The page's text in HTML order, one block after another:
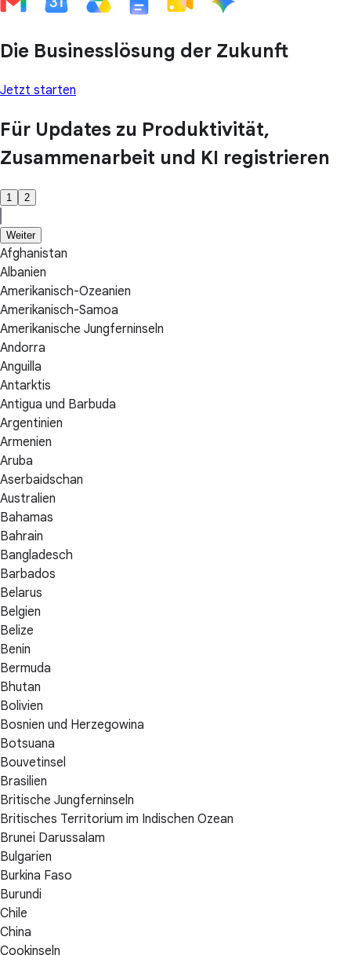
Die Businesslösung der Zukunft
Jetzt starten
Für Updates zu Produktivität,
Zusammenarbeit und KI registrieren
1 2
Weiter
Afghanistan
Albanien
Amerikanisch-Ozeanien
Amerikanisch-Samoa
Amerikanische Jungferninseln
Andorra
Anguilla
Antarktis
Antigua und Barbuda
Argentinien
Armenien
Aruba
Aserbaidschan
Australien
Bahamas
Bahrain
Bangladesch
Barbados
Belarus
Belgien
Belize
Benin
Bermuda
Bhutan
Bolivien
Bosnien und Herzegowina
Botsuana
Bouvetinsel
Brasilien
Britische Jungferninseln
Britisches Territorium im Indischen Ozean
Brunei Darussalam
Bulgarien
Burkina Faso
Burundi
Chile
China
Cookinseln